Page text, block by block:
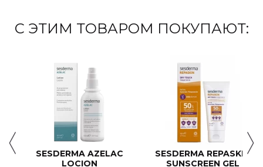
С ЭТИМ ТОВАРОМ ПОКУПАЮТ:
SESDERMA AZELAC
LOCION
SESDERMA REPASKIN
SUNSCREEN GEL